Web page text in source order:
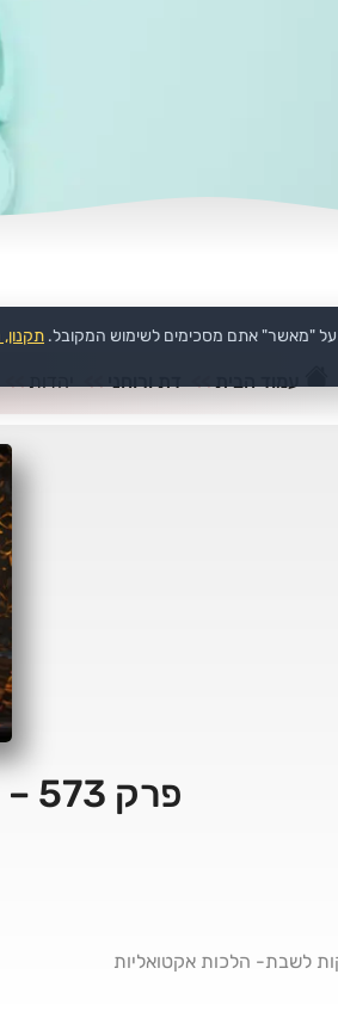
עמוד הבית >> דת ורוחני >> יהדות >>
פרק 573 – הכנת כוס תה בשבת – חלק ב
לשבת- הלכות אקטואליות
על "מאשר" אתם מסכימים לשימוש המקובל.